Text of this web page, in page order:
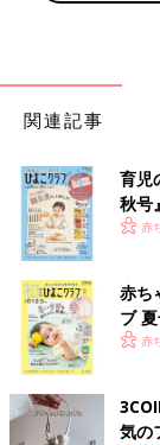
関連記事
育児
秋号
いっ
赤
赤ち
ブ
く！
赤
気の